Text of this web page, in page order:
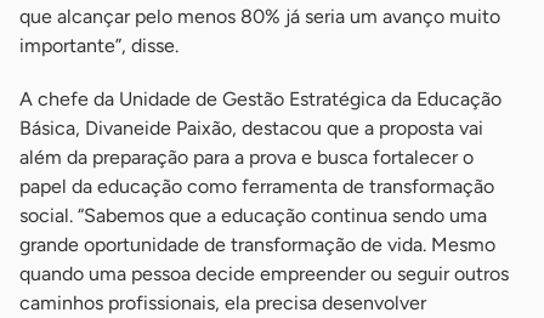
que alcançar pelo menos 80% já seria um avanço muito
importante”, disse.
A chefe da Unidade de Gestão Estratégica da Educação
Básica, Divaneide Paixão, destacou que a proposta vai
além da preparação para a prova e busca fortalecer o
papel da educação como ferramenta de transformação
social. “Sabemos que a educação continua sendo uma
grande oportunidade de transformação de vida. Mesmo
quando uma pessoa decide empreender ou seguir outros
caminhos profissionais, ela precisa desenvolver